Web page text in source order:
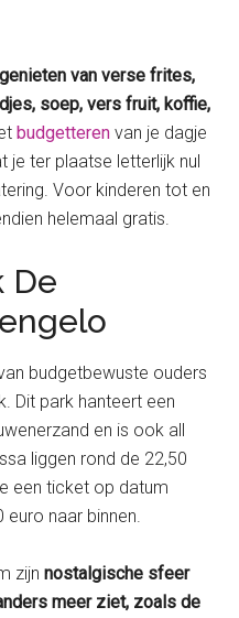
van verse frites,
soep, vers fruit, koffie,
budgetteren van je dagje
je ter plaatse letterlijk nul
Voor kinderen tot en
helemaal gratis.
De
budgetbewuste ouders
Dit park hanteert een
en is ook all
liggen rond de 22,50
een ticket op datum
euro naar binnen.
zijnnostalgische sfeer
meer ziet, zoals de